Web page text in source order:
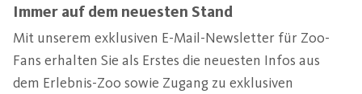
Immer auf dem neuesten Stand
Mit unserem exklusiven E-Mail-Newsletter für Zoo-
Fans erhalten Sie als Erstes die neuesten Infos aus
dem Erlebnis-Zoo sowie Zugang zu exklusiven